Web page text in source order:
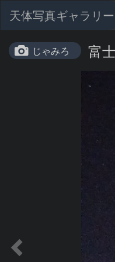
天体写真ギャラリー
じゃみろ 富